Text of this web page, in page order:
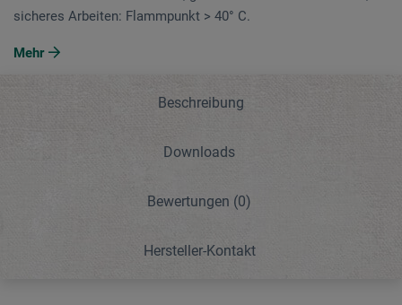
sicheres Arbeiten: Flammpunkt > 40° C.
Mehr
Beschreibung
Downloads
Bewertungen (0)
Hersteller-Kontakt